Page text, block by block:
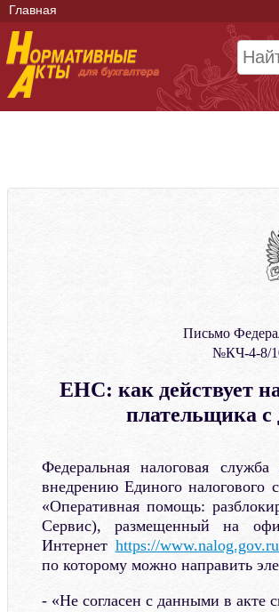
Главная
Письмо
№КЧ-4-8/
ЕНС: как действует
плательщика
Федеральная налоговая
внедрению Единого
«Оперативная помощь:
Сервис), размещенный на
Интернет https://
по которому можно направить
- «Не согласен с данными в акте